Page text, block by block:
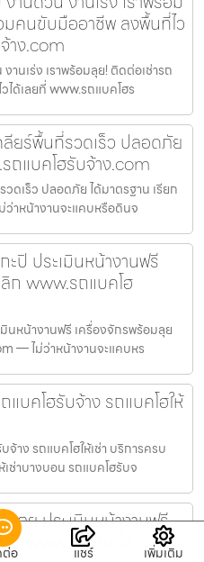
มคนขับมืออาชีพ ลงพื้นที่ไว
าง.com
นเร่ง เราพร้อมลุย! ติดต่อเช่ารถ
ด้เลยที่ www.รถแบคโฮร
ยร์พื้นที่รวดเร็ว ปลอดภัย
ถแบคโฮรับจ้าง.com
ดเร็ว ปลอดภัย ได้มาตรฐาน เรียก
าหน้างานจะแคบหรือดินจ
ปิ ประเมินหน้างานฟรี
ก www.รถแบคโฮ
นหน้างานฟรี เครื่องจักรพร้อมลุย
— ไม่ว่าหน้างานจะแคบหร
แบคโฮรับจ้าง รถแบคโฮให้
จ้าง รถแบคโฮให้เช่า บริการครบ
เช่าบางบอน รถแบคโฮรับจ
ตย ประเมินหน้างานฟรี
www.รถแบคโฮ
อ แชร์ เพิ่มเติม